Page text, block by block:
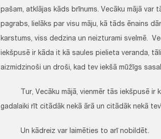
pašam, atklājas kāds brīnums. Vecāku mājā
pagrabs, lielāks par visu māju, kā tāds ēnains
karstums, viss dedzina un neizturami svelmē.
iekšpusē ir kāda it kā saules pielieta veranda,
aizmidzinoši un droši, kad tev iekšā mūžīgs
Tur, Vecāku mājā, vienmēr tās iekšpusē ir
gadalaiki rīt citādāk nekā ārā un citādāk nekā
Un kādreiz var laimēties to arī nobildēt.